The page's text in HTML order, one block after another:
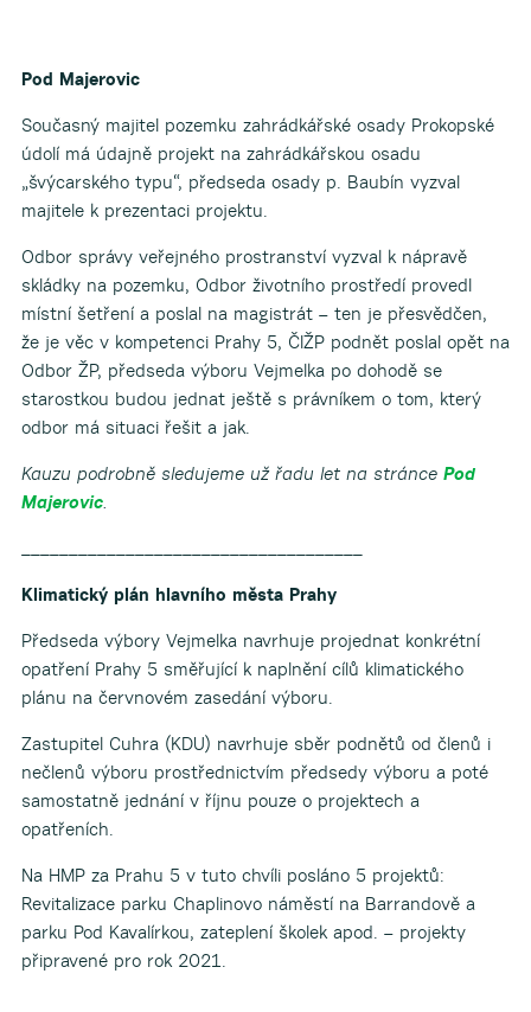
Pod Majerovic
Současný majitel pozemku zahrádkářské osady Prokopské
údolí má údajně projekt na zahrádkářskou osadu
„švýcarského typu“, předseda osady p. Baubín vyzval
majitele k prezentaci projektu.
Odbor správy veřejného prostranství vyzval k nápravě
skládky na pozemku, Odbor životního prostředí provedl
místní šetření a poslal na magistrát – ten je přesvědčen,
že je věc v kompetenci Prahy 5, ČIŽP podnět poslal opět na
Odbor ŽP, předseda výboru Vejmelka po dohodě se
starostkou budou jednat ještě s právníkem o tom, který
odbor má situaci řešit a jak.
Kauzu podrobně sledujeme už řadu let na stránce Pod
Majerovic.
Klimatický plán hlavního města Prahy
Předseda výbory Vejmelka navrhuje projednat konkrétní
opatření Prahy 5 směřující k naplnění cílů klimatického
plánu na červnovém zasedání výboru.
Zastupitel Cuhra (KDU) navrhuje sběr podnětů od členů i
nečlenů výboru prostřednictvím předsedy výboru a poté
samostatně jednání v říjnu pouze o projektech a
opatřeních.
Na HMP za Prahu 5 v tuto chvíli posláno 5 projektů:
Revitalizace parku Chaplinovo náměstí na Barrandově a
parku Pod Kavalírkou, zateplení školek apod. – projekty
připravené pro rok 2021.